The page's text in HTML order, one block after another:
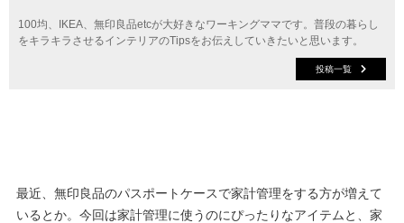
100均、IKEA、無印良品etcが大好きなワーキングママです。普段の暮らし
をキラキラさせるインテリアのTipsをお伝えしていきたいと思います。
投稿一覧
最近、無印良品のパスポートケースで家計管理をする方が増えて
いるとか。今回は家計管理に使うのにぴったりなアイテムと、家